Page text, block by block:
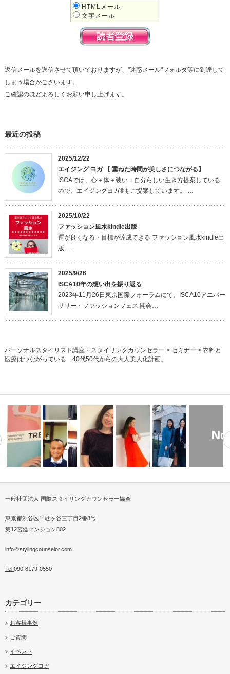
HTMLメール
文字メール
返信メールを送信させて頂いておりますが、"迷惑メール"フォルダ等に到達して
しまう場合がございます。
ご確認のほどよろしくお願い申し上げます。
最近の投稿
2025/12/22
エイジング ヨガ 【 重ねた時間が美しさにつながる】
ISCAでは、心＋体＋装い＝自分らしい生き方提案している
ので、エイジングヨガ®もご提案しています。 …
2025/10/22
ファッション風水kindle出版
運が良くなる・目標が達成できる ファッション風水kindle出
版 …
2025/9/26
ISCA10年の想い出を振り返る
2023年11月26日東京国際フォーラムにて、ISCA10アニバー
サリー・ファッションフェス 開会…
パーソナルスタイリスト講座・スタイリングカウンセラー > セミナー > 衣料と
医療はつながっている「40代50代からの大人美人化計画」
トレンドメイク
フイベント開…する【脱おじ…親子2代ベストドレッサー受賞
一般社団法人 国際スタイリングカウンセラー協会
東京都渋谷区千駄ヶ谷三丁目2番8号
第12宮廷マンション802
info＠stylingcounselor.com
Tel:090-8179-0550
カテゴリー
お客様事例
ご質問
イベント
エイジングヨガ